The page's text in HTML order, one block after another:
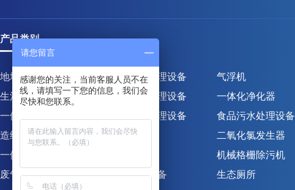
产品类别
地埋式一体化污水处理设备 工业污水处理设备
气浮机
生活污水处理设备
屠宰污水处理设备
一体化净化器
一体化污水处理设备
养殖污水处理设备
食品污水处理设备
造纸污水处理设备
加药装置
二氧化氯发生器
一体化净水处理设备
机械格栅除污机
废气处理设备
固态分离设备 生态厕所
请您留言
感谢您的关注，当前客服人员不在
线，请填写一下您的信息，我们会
尽快和您联系。